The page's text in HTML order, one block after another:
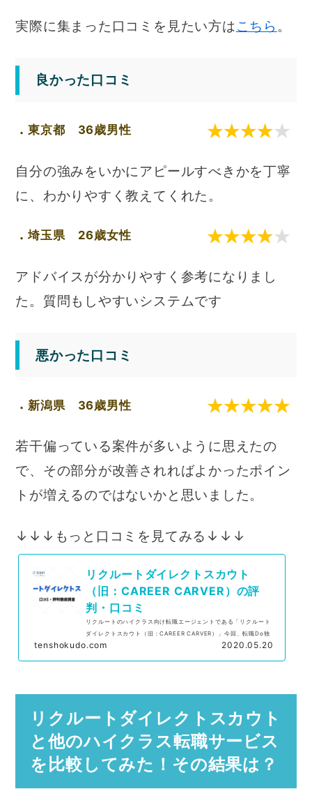
実際に集まった口コミを見たい方はこちら 。
良かった口コミ
東京都 36歳男性
自分の強みをいかにアピールすべきかを丁寧
に、わかりやすく教えてくれた。
埼玉県 26歳女性
アドバイスが分かりやすく参考になりまし
た。質問もしやすいシステムです
悪かった口コミ
新潟県 36歳男性
若干偏っている案件が多いように思えたの
で、その部分が改善されればよかったポイン
トが増えるのではないかと思いました。
↓↓↓もっと口コミを見てみる↓↓↓
リクルートダイレクトスカウト
（旧：CAREER CARVER）の評
判・口コミ
リクルートのハイクラス向け転職エージェントである「リクルート
ダイレクトスカウト（旧：CAREER CARVER）」今回、転職Do独
自にリクルートダイレクトスカウトを利用したことのある方に対し
tenshokudo.com 2020.05.20
リクルートダイレクトスカウト
と他のハイクラス転職サービス
を比較してみた！その結果は？